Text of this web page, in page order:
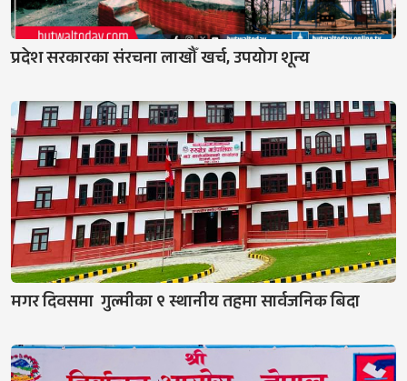
प्रदेश सरकारका संरचना लाखौँ खर्च, उपयोग शून्य
मगर दिवसमा गुल्मीका ९ स्थानीय तहमा सार्वजनिक बिदा